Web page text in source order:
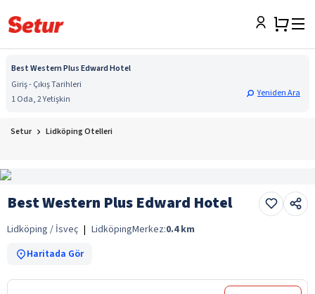
Best Western Plus Edward Hotel
Giriş - Çıkış Tarihleri
1 Oda, 2 Yetişkin
Yeniden Ara
Setur Lidköping Otelleri
Best Western Plus Edward Hotel
Lidköping / İsveç | LidköpingMerkez:0.4 km
Haritada Gör